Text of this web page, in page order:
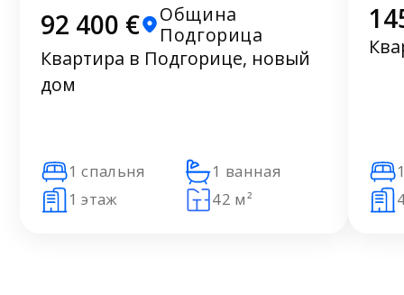
92 400 €
Община
Подгорица
Квартира в Подгорице, новый
дом
1 спальня
1 ванная
1 этаж
42 м²